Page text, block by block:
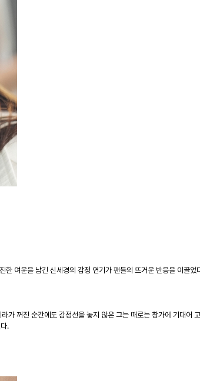
운을 남긴 신세경의 감정 연기가 팬들의 뜨거운 반응을 이끌었
꺼진 순간에도 감정선을 놓지 않은 그는 때로는 창가에 기대어
.